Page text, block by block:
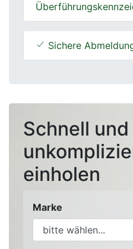
Sichere
Schnell und
einholen
Marke